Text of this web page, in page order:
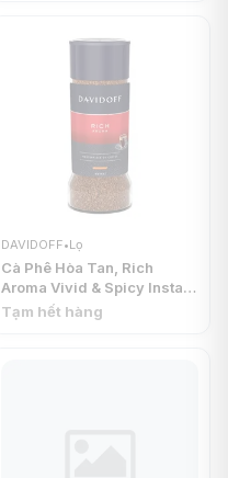
DAVIDOFF•Lọ
Cà Phê Hòa Tan, Rich
Aroma Vivid & Spicy Instant
Coffee, 100% Arabica
Tạm hết hàng